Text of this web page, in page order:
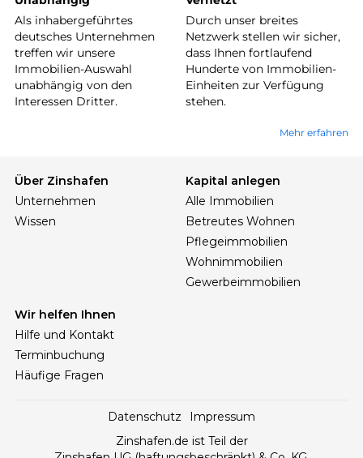
Als inhabergeführtes
deutsches Unternehmen
treffen wir unsere
Immobilien-Auswahl
unabhängig von den
Interessen Dritter.
Durch unser breites
Netzwerk stellen wir sicher,
dass Ihnen fortlaufend
Hunderte von Immobilien-
Einheiten zur Verfügung
stehen.
Mehr erfahren
Über Zinshafen
Unternehmen
Wissen
Kapital anlegen
Alle Immobilien
Betreutes Wohnen
Pflegeimmobilien
Wohnimmobilien
Gewerbeimmobilien
Wir helfen Ihnen
Hilfe und Kontakt
Terminbuchung
Häufige Fragen
Datenschutz
Impressum
Zinshafen.de ist Teil der